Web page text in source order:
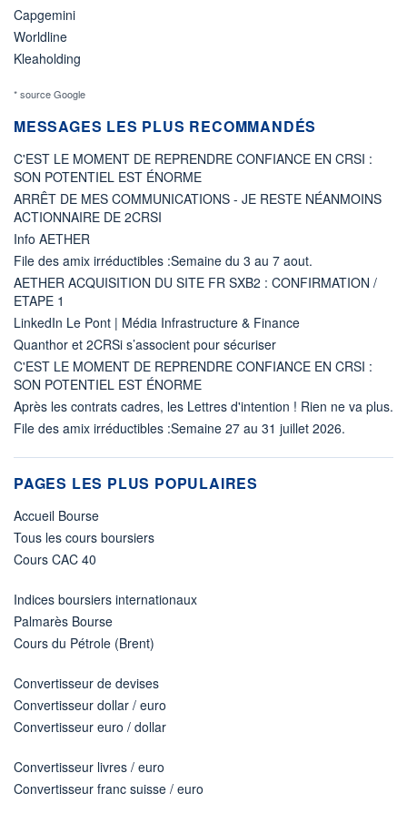
Capgemini
Worldline
Kleaholding
* source Google
MESSAGES LES PLUS RECOMMANDÉS
C'EST LE MOMENT DE REPRENDRE CONFIANCE EN CRSI :
SON POTENTIEL EST ÉNORME
ARRÊT DE MES COMMUNICATIONS - JE RESTE NÉANMOINS
ACTIONNAIRE DE 2CRSI
Info AETHER
File des amix irréductibles :Semaine du 3 au 7 aout.
AETHER ACQUISITION DU SITE FR SXB2 : CONFIRMATION /
ETAPE 1
LinkedIn Le Pont | Média Infrastructure & Finance
Quanthor et 2CRSi s’associent pour sécuriser
C'EST LE MOMENT DE REPRENDRE CONFIANCE EN CRSI :
SON POTENTIEL EST ÉNORME
Après les contrats cadres, les Lettres d'intention ! Rien ne va plus.
File des amix irréductibles :Semaine 27 au 31 juillet 2026.
PAGES LES PLUS POPULAIRES
Accueil Bourse
Tous les cours boursiers
Cours CAC 40
Indices boursiers internationaux
Palmarès Bourse
Cours du Pétrole (Brent)
Convertisseur de devises
Convertisseur dollar / euro
Convertisseur euro / dollar
Convertisseur livres / euro
Convertisseur franc suisse / euro